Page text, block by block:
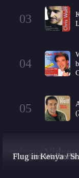
03
04
05
privateVideos
Tandemflug im
Landung im
Paragliden am
Flug am Walberla
Flug in Kenya /